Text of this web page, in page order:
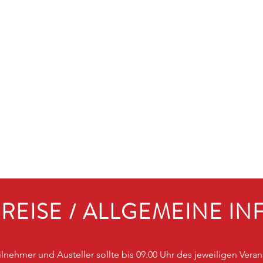
/ ALLGEMEINE
und Austeller sollte bis 09.00 Uhr des jeweiligen